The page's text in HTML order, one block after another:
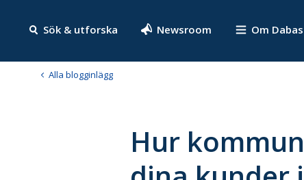
Sök & utforska Newsroom Om Dabas
Alla blogginlägg
Hur